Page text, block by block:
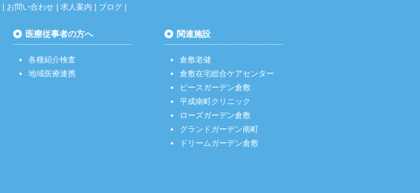
お問い合わせ 求人案内 ブログ
医療従事者の方へ
各種紹介検査
地域医療連携
関連施設
倉敷老健
倉敷在宅総合ケアセンター
ピースガーデン倉敷
平成南町クリニック
ローズガーデン倉敷
グランドガーデン南町
ドリームガーデン倉敷